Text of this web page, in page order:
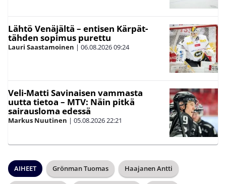
Lähtö Venäjältä – entisen Kärpät-
tähden sopimus purettu
Lauri Saastamoinen | 06.08.202609:24
Veli-Matti Savinaisen vammasta
uutta tietoa – MTV: Näin pitkä
sairausloma edessä
Markus Nuutinen | 05.08.202622:21
AIHEET Grönman Tuomas Haajanen Antti